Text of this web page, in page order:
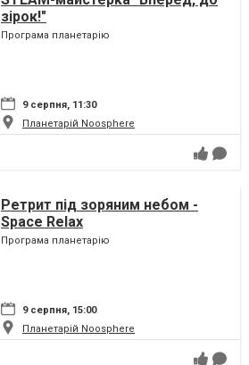
зірок!"
Програма планетарію
9 серпня, 11:30
Планетарій Noosphere
Ретрит під зоряним небом -
Space Relax
Програма планетарію
9 серпня, 15:00
Планетарій Noosphere